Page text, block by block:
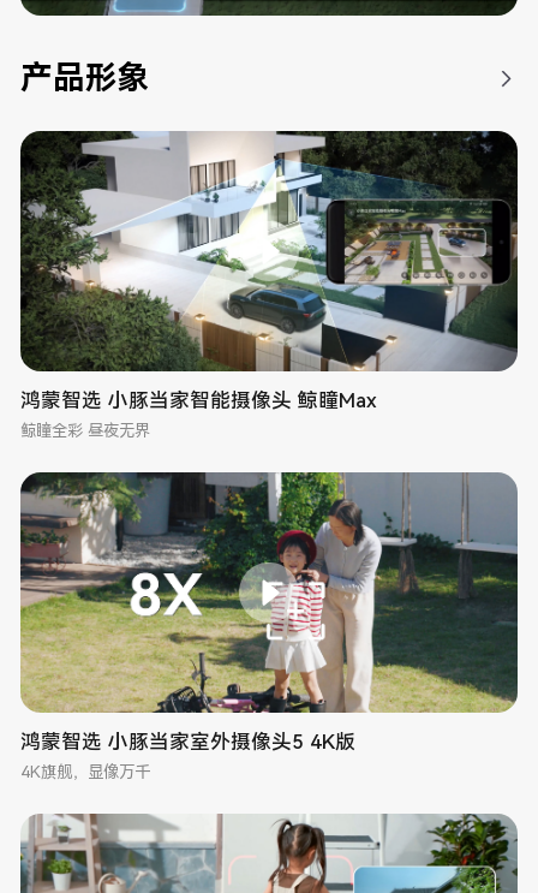
产品形象
鸿蒙智选 小豚当家智能摄像头 鲸瞳Max
鲸瞳全彩 昼夜无界
鸿蒙智选 小豚当家室外摄像头5 4K版
4K旗舰，显像万千